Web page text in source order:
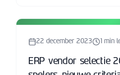
22 december 2023 1 min
ERP vendor selectie